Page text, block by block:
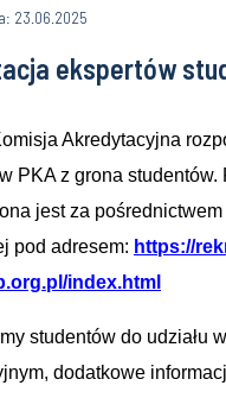
23.06.2025
ekspertów
Akredytacyjna
PKA z grona studentów.
jest za
pod adresem: https://
index.html
studentów do udziału
dodatkowe